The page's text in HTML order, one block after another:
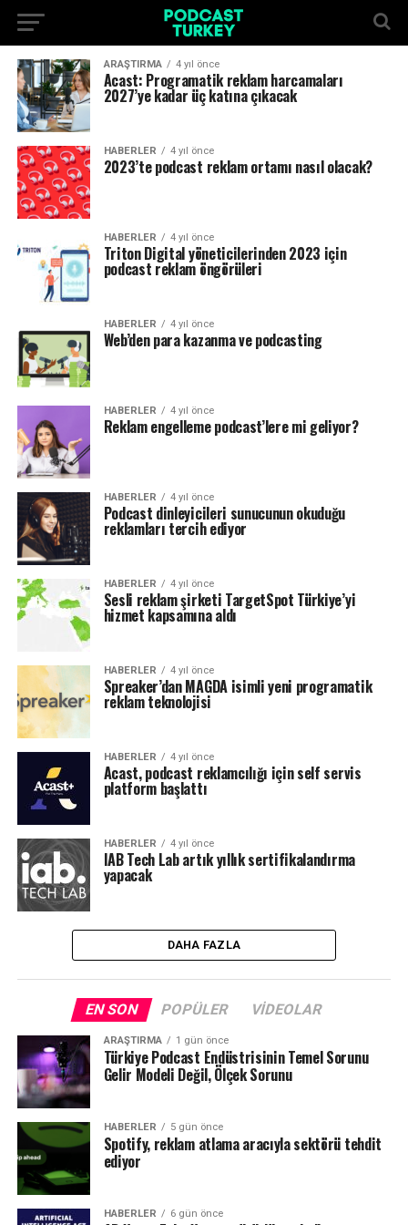
ARAŞTIRMA 4 yıl önce
Acast: Programatik reklam harcamaları
2027’ye kadar üç katına çıkacak
HABERLER 4 yıl önce
2023’te podcast reklam ortamı nasıl olacak?
HABERLER 4 yıl önce
Triton Digital yöneticilerinden 2023 için
podcast reklam öngörüleri
HABERLER 4 yıl önce
Web’den para kazanma ve podcasting
HABERLER 4 yıl önce
Reklam engelleme podcast’lere mi geliyor?
HABERLER 4 yıl önce
Podcast dinleyicileri sunucunun okuduğu
reklamları tercih ediyor
HABERLER 4 yıl önce
Sesli reklam şirketi TargetSpot Türkiye’yi
hizmet kapsamına aldı
HABERLER 4 yıl önce
Spreaker’dan MAGDA isimli yeni programatik
reklam teknolojisi
HABERLER 4 yıl önce
Acast, podcast reklamcılığı için self servis
platform başlattı
HABERLER 4 yıl önce
IAB Tech Lab artık yıllık sertifikalandırma
yapacak
DAHA FAZLA
EN SON POPÜLER VIDEOLAR
ARAŞTIRMA 1 gün önce
Türkiye Podcast Endüstrisinin Temel Sorunu
Gelir Modeli Değil, Ölçek Sorunu
HABERLER 5 gün önce
Spotify, reklam atlama aracıyla sektörü tehdit
ediyor
HABERLER 6 gün önce